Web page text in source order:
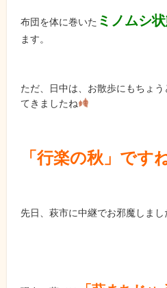
布団を体に巻いた ミノムシ
ます。
ただ、日中は、お散歩にもちょ
てきましたね
「行楽の秋」です
先日、萩市に中継でお邪魔しまし